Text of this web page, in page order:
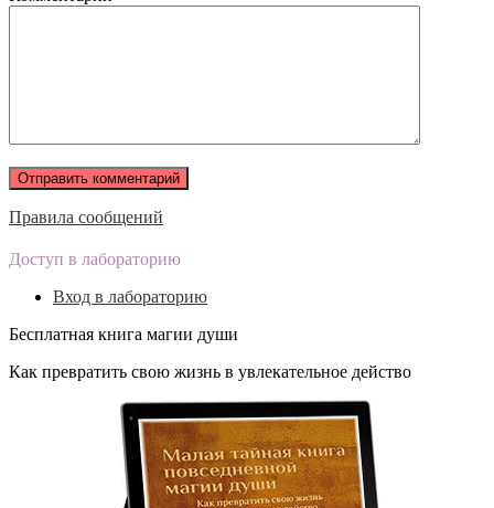
Правила сообщений
Доступ в лабораторию
Вход в лабораторию
Бесплатная книга магии души
Как превратить свою жизнь в увлекательное действо